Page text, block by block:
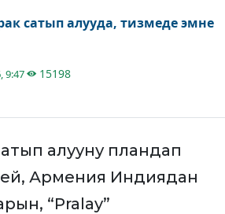
сатып алууда, тизмеде эмне
9:47
15198
алууну пландап
Армения Индиядан
“Pralay”